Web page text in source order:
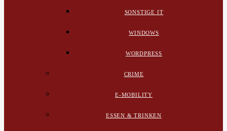
SONSTIGE IT
WINDOWS
WORDPRESS
CRIME
E-MOBILITY
ESSEN & TRINKEN